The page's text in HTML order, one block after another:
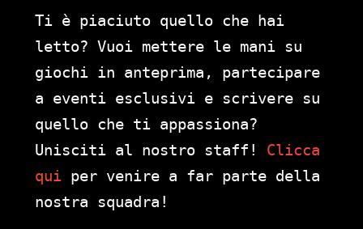
Ti è piaciuto quello che hai
letto? Vuoi mettere le mani su
giochi in anteprima, partecipare
a eventi esclusivi e scrivere su
quello che ti appassiona?
Unisciti al nostro staff! Clicca
qui per venire a far parte della
nostra squadra!